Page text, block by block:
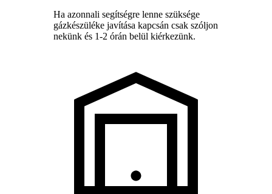
Ha azonnali segítségre lenne szüksége
gázkészüléke javítása kapcsán csak szóljon
nekünk és 1-2 órán belül kiérkezünk.